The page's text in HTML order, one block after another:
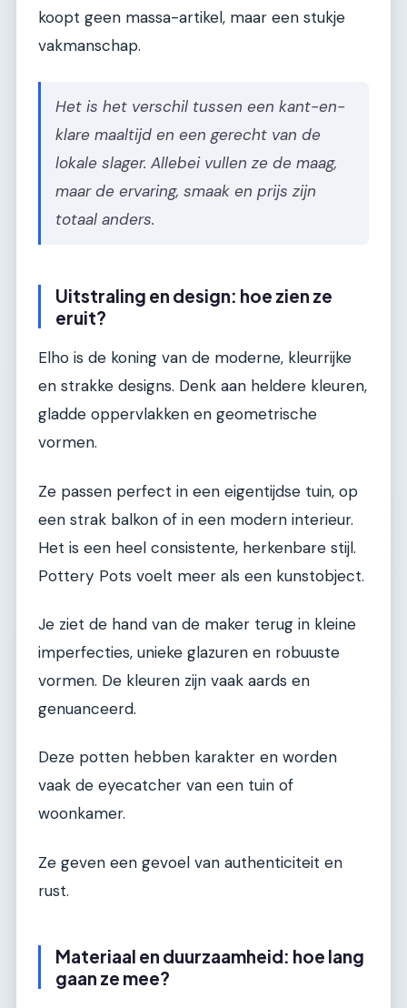
koopt geen massa-artikel, maar een stukje
vakmanschap.
Het is het verschil tussen een kant-en-
klare maaltijd en een gerecht van de
lokale slager. Allebei vullen ze de maag,
maar de ervaring, smaak en prijs zijn
totaal anders.
Uitstraling en design: hoe zien ze
eruit?
Elho is de koning van de moderne, kleurrijke
en strakke designs. Denk aan heldere kleuren,
gladde oppervlakken en geometrische
vormen.
Ze passen perfect in een eigentijdse tuin, op
een strak balkon of in een modern interieur.
Het is een heel consistente, herkenbare stijl.
Pottery Pots voelt meer als een kunstobject.
Je ziet de hand van de maker terug in kleine
imperfecties, unieke glazuren en robuuste
vormen. De kleuren zijn vaak aards en
genuanceerd.
Deze potten hebben karakter en worden
vaak de eyecatcher van een tuin of
woonkamer.
Ze geven een gevoel van authenticiteit en
rust.
Materiaal en duurzaamheid: hoe lang
gaan ze mee?